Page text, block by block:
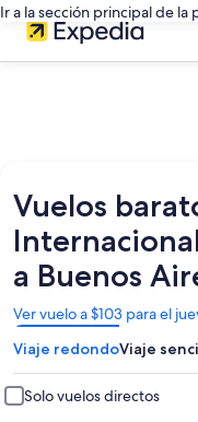
Ir a la sección principal de la
Vuelos
a Buenos
Ver vuelo a $103 para el
Se
abrirá
en
una
nueva
ventana
Viaje redondoViaje
Solo vuelos directos